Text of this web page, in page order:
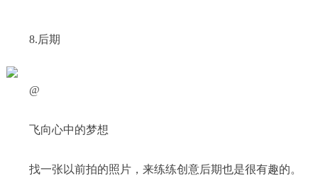
8.后期
@
飞向心中的梦想
找一张以前拍的照片，来练练创意后期也是很有趣的。